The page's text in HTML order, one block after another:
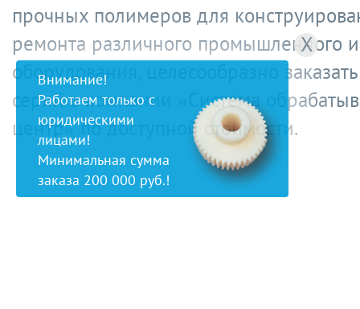
прочных полимеров для
ремонта различного промышленного
оборудования, целесообразно
серий в компании «Система
центр» по доступной стоимости.
X
Внимание!
Работаем только с
юридическими
лицами!
Минимальная сумма
заказа 200 000 руб.!